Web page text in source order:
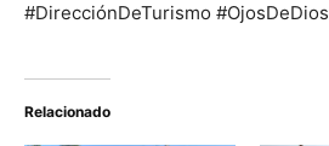
#DirecciónDeTurismo #OjosDeDios
Relacionado